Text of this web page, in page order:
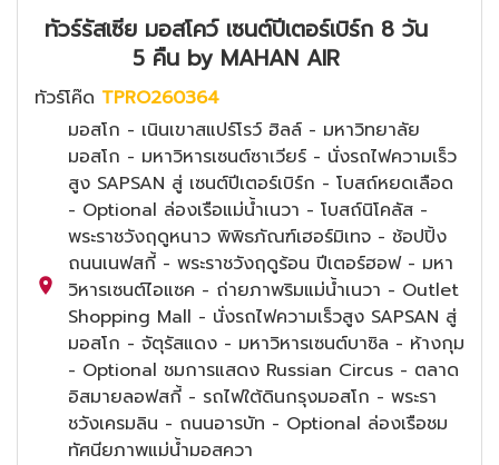
ทัวร์รัสเซีย มอสโคว์ เซนต์ปีเตอร์เบิร์ก 8 วัน
5 คืน by MAHAN AIR
ทัวร์โค๊ด TPRO260364
มอสโก - เนินเขาสแปร์โรว์ ฮิลล์ - มหาวิทยาลัย
มอสโก - มหาวิหารเซนต์ซาเวียร์ - นั่งรถไฟความเร็ว
สูง SAPSAN สู่ เซนต์ปีเตอร์เบิร์ก - โบสถ์หยดเลือด
- Optional ล่องเรือแม่น้ำเนวา - โบสถ์นิโคลัส -
พระราชวังฤดูหนาว พิพิธภัณฑ์เฮอร์มิเทจ - ช้อปปิ้ง
ถนนเนฟสกี้ - พระราชวังฤดูร้อน ปีเตอร์ฮอฟ - มหา
วิหารเซนต์ไอแซค - ถ่ายภาพริมแม่น้ำเนวา - Outlet
Shopping Mall - นั่งรถไฟความเร็วสูง SAPSAN สู่
มอสโก - จัตุรัสแดง - มหาวิหารเซนต์บาซิล - ห้างกุม
- Optional ชมการแสดง Russian Circus - ตลาด
อิสมายลอฟสกี้ - รถไฟใต้ดินกรุงมอสโก - พระรา
ชวังเครมลิน - ถนนอารบัท - Optional ล่องเรือชม
ทัศนียภาพแม่น้ำมอสควา